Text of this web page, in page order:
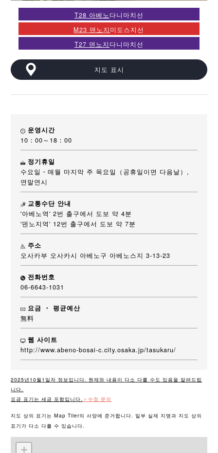
T28 아베노 다니마치선
M23 덴노지 미도스지선
T27 덴노지 다니마치선
지도 표시
운영시간
10：00～18：00
정기휴일
수요일・매월 마지막 주 목요일（공휴일이면 다음날）,
연말연시
교통수단 안내
'아베노역' 2번 출구에서 도보 약 4분
'덴노지역' 12번 출구에서 도보 약 7분
주소
오사카부 오사카시 아베노구 아베노스지 3-13-23
전화번호
06-6643-1031
요금 ・ 평균예산
無料
웹 사이트
http://www.abeno-bosai-c.city.osaka.jp/tasukaru/
2025년10월1일자 정보입니다. 현재와 내용이 다소 다를 수도 있음을 알려드립
니다.
요금 표기는 세금 포함입니다. ＞수정 문의
지도 상의 표기는 Map Tiler의 사양에 준거합니다. 일부 실제 지명과 지도 상의
표기가 다소 다를 수 있습니다.
+